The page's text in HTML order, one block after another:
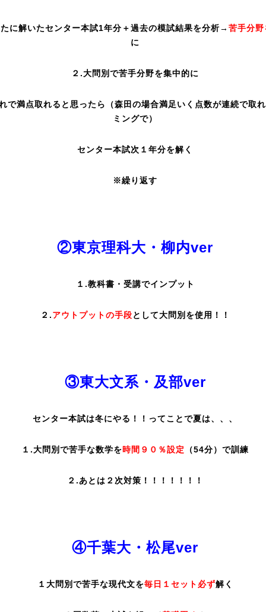
に解いたセンター本試1年分＋過去の模試結果を分析→ 苦手分
に
２.大問別で苦手分野を集中的に
で満点取れると思ったら（森田の場合満足いく点数が連続で取
ミングで）
センター本試次１年分を解く
※繰り返す
②東京理科大・柳内ver
１.教科書・受講でインプット
２.アウトプットの手段として大問別を使用！！
③東大文系・及部ver
センター本試は冬にやる！！ってことで夏は、、、
１.大問別で苦手な数学を時間９０％設定 （54分）で訓練
２.あとは２次対策！！！！！！！
④千葉大・松尾ver
１大問別で苦手な現代文を毎日１セット必ず解く